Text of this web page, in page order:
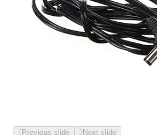
Previous slide Next slide